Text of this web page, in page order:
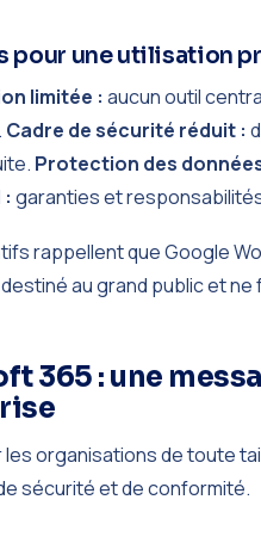
pour une utilisation
limitée : aucun outil
Cadre de sécurité réduit :
Protection des
garanties et
rappellent que Google
au grand public et ne
365 : une
organisations de toute
sécurité et de conformité.